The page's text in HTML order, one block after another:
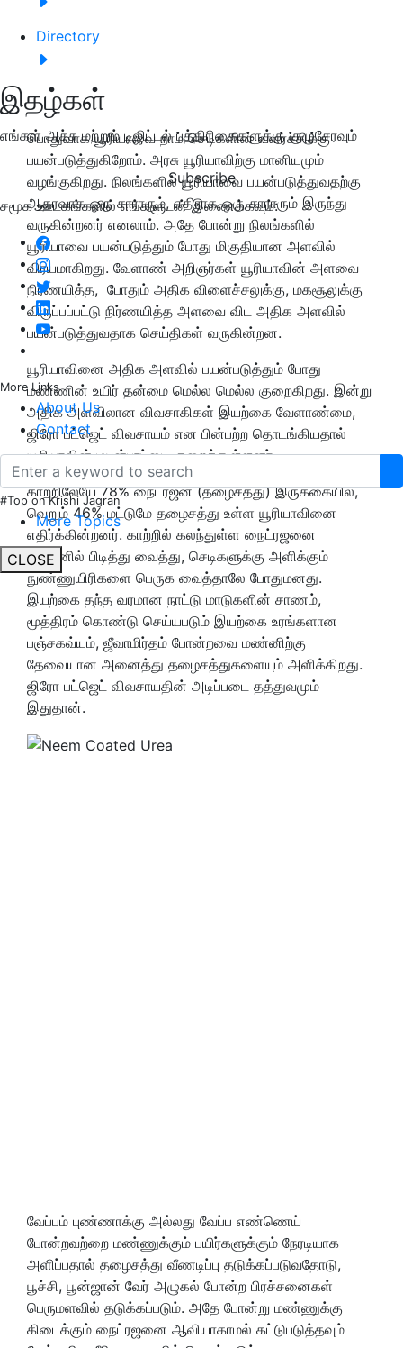
Directory
இதழ்கள்
எங்கள் அச்சு மற்றும் டிஜிட்டல் பத்திரிகைகளுக்கு குழுசேரவும்
Subscribe
சமூக ஊடகங்களில் எங்களுடன் இணைக்கவும்:
More Links
About Us
Contact
#Top on Krishi Jagran
More Topics
CLOSE
பொதுவாக யூரியாவை நாம் செடிகளின் வளர்ச்சிக்கு
பயன்படுத்துகிறோம். அரசு யூரியாவிற்கு மானியமும்
வழங்குகிறது. நிலங்களில் யூரியாவை பயன்படுத்துவதற்கு
ஆதரவாக ஒரு சாராரும், எதிராக ஒரு சாராரும் இருந்து
வருகின்றனர் எனலாம். அதே போன்று நிலங்களில்
யூரியாவை பயன்படுத்தும் போது மிகுதியான அளவில்
விரயமாகிறது. வேளாண் அறிஞர்கள் யூரியாவின் அளவை
நிர்ணயித்த, போதும் அதிக விளைச்சலுக்கு, மகசூலுக்கு
விருப்பப்பட்டு நிர்ணயித்த அளவை விட அதிக அளவில்
பயன்படுத்துவதாக செய்திகள் வருகின்றன.
யூரியாவினை அதிக அளவில் பயன்படுத்தும் போது
மண்ணின் உயிர் தன்மை மெல்ல மெல்ல குறைகிறது. இன்று
அதிக அளவிலான விவசாகிகள் இயற்கை வேளாண்மை,
ஜிரோ பட்ஜெட் விவசாயம் என பின்பற்ற தொடங்கியதால்
யூரியாவின் பயன்பாட்டை குறைத்துள்ளனர்.
காற்றிலேயே 78% நைட்ரஜன் (தழைசத்து) இருக்கையில்,
வெறும் 46% மட்டுமே தழைசத்து உள்ள யூரியாவினை
எதிர்க்கின்றனர். காற்றில் கலந்துள்ள நைட்ரஜனை
மண்ணில் பிடித்து வைத்து, செடிகளுக்கு அளிக்கும்
நுண்ணுயிரிகளை பெருக வைத்தாலே போதுமனது.
இயற்கை தந்த வரமான நாட்டு மாடுகளின் சாணம்,
மூத்திரம் கொண்டு செய்யபடும் இயற்கை உரங்களான
பஞ்சகவ்யம், ஜீவாமிர்தம் போன்றவை மண்னிற்கு
தேவையான அனைத்து தழைசத்துகளையும் அளிக்கிறது.
ஜிரோ பட்ஜெட் விவசாயதின் அடிப்படை தத்துவமும்
இதுதான்.
வேப்பம் புண்ணாக்கு அல்லது வேப்ப எண்ணெய்
போன்றவற்றை மண்ணுக்கும் பயிர்களுக்கும் நேரடியாக
அளிப்பதால் தழைசத்து வீணடிப்பு தடுக்கப்படுவதோடு,
பூச்சி, பூன்ஜான் வேர் அழுகல் போன்ற பிரச்சனைகள்
பெருமளவில் தடுக்கப்படும். அதே போன்று மண்ணுக்கு
கிடைக்கும் நைட்ரஜனை ஆவியாகாமல் கட்டுபடுத்தவும்